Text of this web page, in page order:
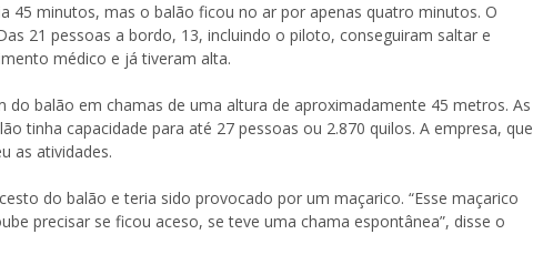
45 minutos, mas o balão ficou no ar por apenas quatro minutos. O
21 pessoas a bordo, 13, incluindo o piloto, conseguiram saltar e
médico e já tiveram alta.
balão em chamas de uma altura de aproximadamente 45 metros. As
tinha capacidade para até 27 pessoas ou 2.870 quilos. A empresa, que
as atividades.
do balão e teria sido provocado por um maçarico. “Esse maçarico
precisar se ficou aceso, se teve uma chama espontânea”, disse o